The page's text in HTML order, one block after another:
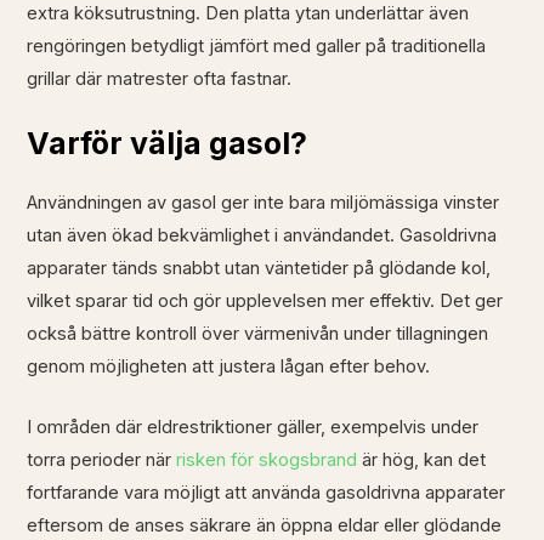
extra köksutrustning. Den platta ytan underlättar även
rengöringen betydligt jämfört med galler på traditionella
grillar där matrester ofta fastnar.
Varför välja gasol?
Användningen av gasol ger inte bara miljömässiga vinster
utan även ökad bekvämlighet i användandet. Gasoldrivna
apparater tänds snabbt utan väntetider på glödande kol,
vilket sparar tid och gör upplevelsen mer effektiv. Det ger
också bättre kontroll över värmenivån under tillagningen
genom möjligheten att justera lågan efter behov.
I områden där eldrestriktioner gäller, exempelvis under
torra perioder närrisken för skogsbrand är hög, kan det
fortfarande vara möjligt att använda gasoldrivna apparater
eftersom de anses säkrare än öppna eldar eller glödande